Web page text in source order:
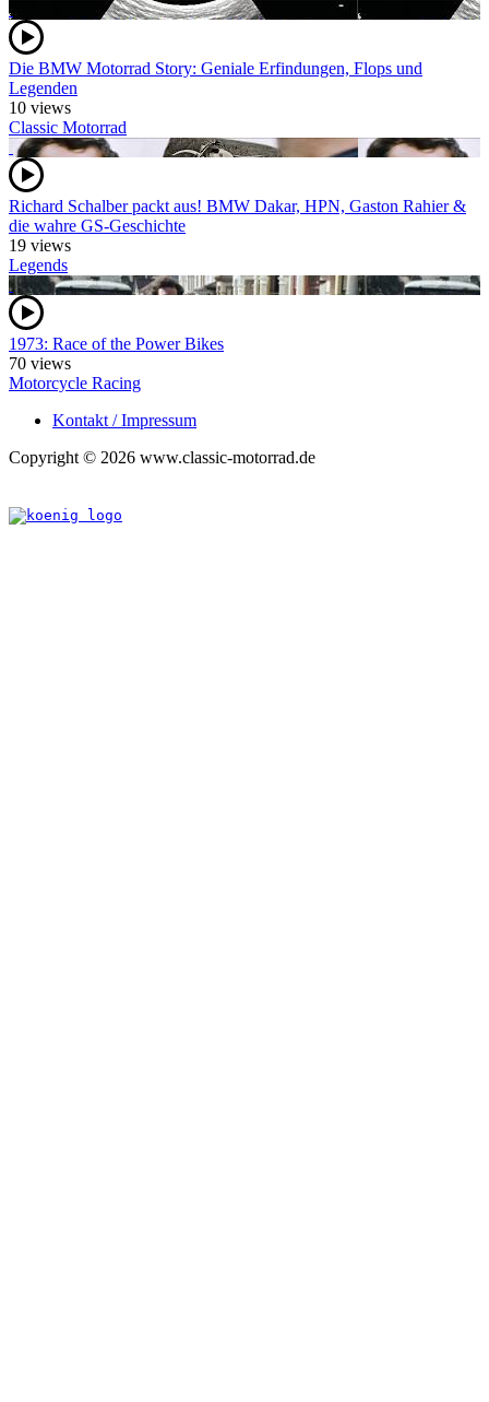
Die BMW Motorrad Story: Geniale Erfindungen, Flops und
Legenden
10 views
Classic Motorrad
Richard Schalber packt aus! BMW Dakar, HPN, Gaston Rahier &
die wahre GS-Geschichte
19 views
Legends
1973: Race of the Power Bikes
70 views
Motorcycle Racing
Kontakt / Impressum
Copyright © 2026 www.classic-motorrad.de